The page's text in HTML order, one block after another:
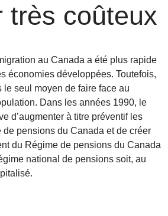
très coûteux
au Canada a été plus rapide
économies développées. Toutefois,
le seul moyen de faire face au
Dans les années 1990, le
d’augmenter à titre préventif les
pensions du Canada et de créer
du Régime de pensions du Canada
national de pensions soit, au